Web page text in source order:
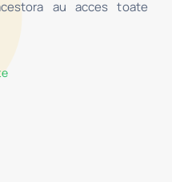
au acces toate